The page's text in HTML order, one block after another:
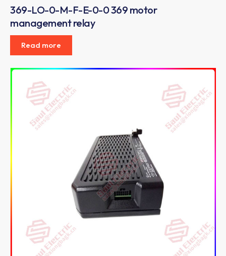
369-LO-0-M-F-E-0-0 369 motor
management relay
Read more